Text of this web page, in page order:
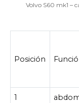
Volvo S60 mk1 –
Posición
1